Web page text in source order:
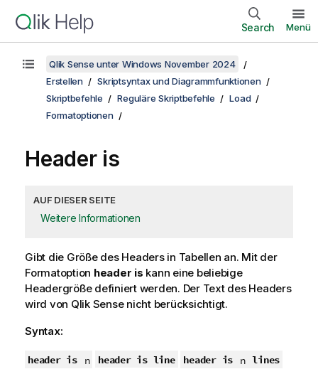
Search Menü
Qlik Sense unter Windows November 2024
Erstellen
Skriptsyntax und Diagrammfunktionen
Skriptbefehle
Reguläre Skriptbefehle
Load
Formatoptionen
Header is
AUF DIESER SEITE
Weitere Informationen
Gibt die Größe des Headers in Tabellen an. Mit der
Formatoption header is kann eine beliebige
Headergröße definiert werden. Der Text des Headers
wird von Qlik Sensenicht berücksichtigt.
Syntax:
header is n header is line header is n lines